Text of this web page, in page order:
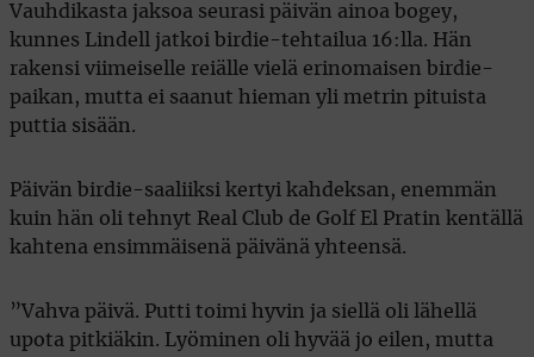
Vauhdikasta jaksoa seurasi päivän ainoa bogey,
kunnes Lindell jatkoi birdie-tehtailua 16:lla. Hän
rakensi viimeiselle reiälle vielä erinomaisen birdie-
paikan, mutta ei saanut hieman yli metrin pituista
puttia sisään.
Päivän birdie-saaliiksi kertyi kahdeksan, enemmän
kuin hän oli tehnyt Real Club de Golf El Pratin kentällä
kahtena ensimmäisenä päivänä yhteensä.
”Vahva päivä. Putti toimi hyvin ja siellä oli lähellä
upota pitkiäkin. Lyöminen oli hyvää jo eilen, mutta